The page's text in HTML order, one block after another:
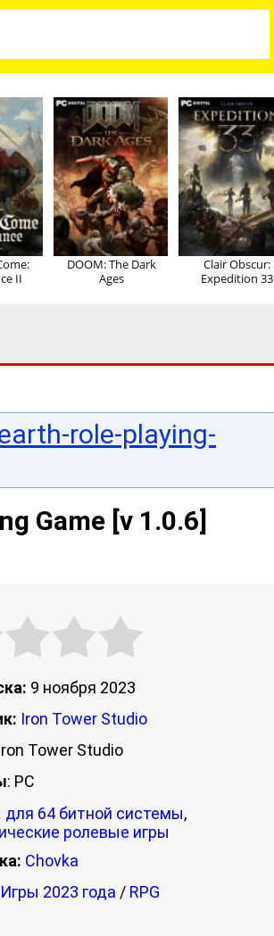
II
DOOM: The Dark
Ages
Clair Obscur:
Expedition 33
role-playing-
Game [v 1.0.6]
9 ноября 2023
Iron Tower Studio
Tower Studio
: PC
для 64 битной системы,
ролевые игры
Chovka
Игры 2023 года / RPG